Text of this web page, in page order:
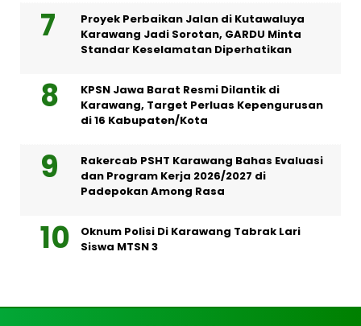
Proyek Perbaikan Jalan di Kutawaluya
Karawang Jadi Sorotan, GARDU Minta
Standar Keselamatan Diperhatikan
KPSN Jawa Barat Resmi Dilantik di
Karawang, Target Perluas Kepengurusan
di 16 Kabupaten/Kota
Rakercab PSHT Karawang Bahas Evaluasi
dan Program Kerja 2026/2027 di
Padepokan Among Rasa
Oknum Polisi Di Karawang Tabrak Lari
Siswa MTSN 3